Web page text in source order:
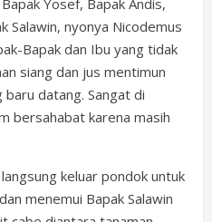
Yosef, Bapak Andis,
Salawin, nyonya Nicodemus
Bapak dan Ibu yang tidak
siang dan jus mentimun
datang. Sangat di
bersahabat karena masih
keluar pondok untuk
menemui Bapak Salawin